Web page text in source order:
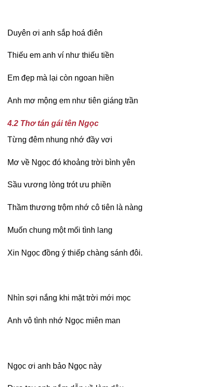
Duyên ơi anh sắp hoá điên
Thiếu em anh ví như thiếu tiền
Em đẹp mà lại còn ngoan hiền
Anh mơ mộng em như tiên giáng trần
4.2 Thơ tán gái tên Ngọc
Từng đêm nhung nhớ đầy vơi
Mơ về Ngọc đó khoảng trời bình yên
Sầu vương lòng trót ưu phiền
Thầm thương trộm nhớ cô tiên là nàng
Muốn chung một mối tình lang
Xin Ngọc đồng ý thiếp chàng sánh đôi.
Nhìn sợi nắng khi mặt trời mới mọc
Anh vô tình nhớ Ngọc miên man
Ngọc ơi anh bảo Ngọc này